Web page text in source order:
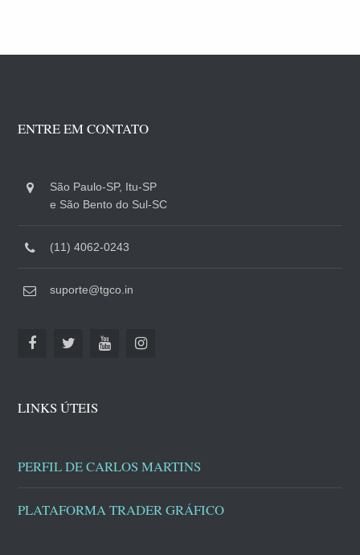
ENTRE EM CONTATO
São Paulo-SP, Itu-SP
e São Bento do Sul-SC
(11) 4062-0243
suporte@tgco.in
LINKS ÚTEIS
PERFIL DE CARLOS MARTINS
PLATAFORMA TRADER GRÁFICO